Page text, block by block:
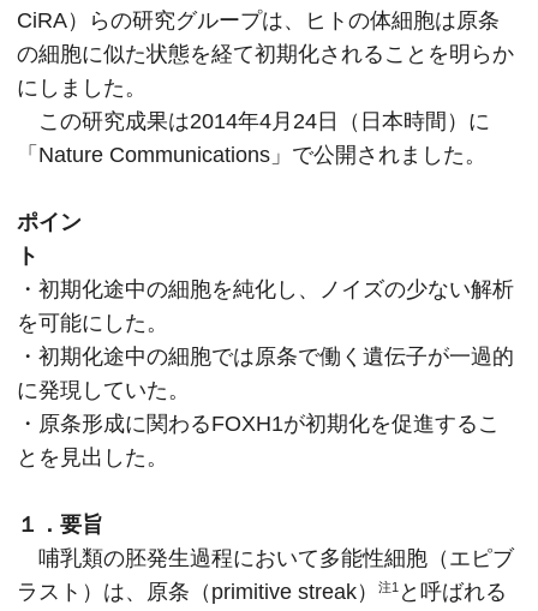
CiRA）らの研究グループは、ヒトの体細胞は原条
の細胞に似た状態を経て初期化されることを明らか
にしました。
この研究成果は2014年4月24日（日本時間）に
「Nature Communications」で公開されました。
ポイン
ト
・初期化途中の細胞を純化し、ノイズの少ない解析
を可能にした。
・初期化途中の細胞では原条で働く遺伝子が一過的
に発現していた。
・原条形成に関わるFOXH1が初期化を促進するこ
とを見出した。
１．要旨
哺乳類の胚発生過程において多能性細胞（エピブ
ラスト）は、原条（primitive streak）注1 と呼ばれる